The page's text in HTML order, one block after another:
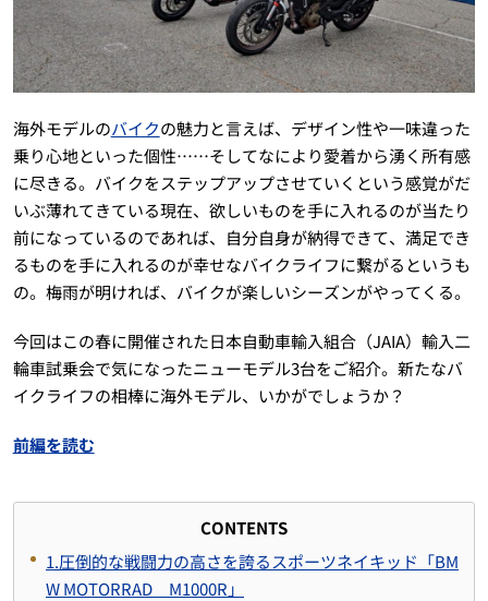
海外モデルのバイクの魅力と言えば、デザイン性や一味違った
乗り心地といった個性……そしてなにより愛着から湧く所有感
に尽きる。バイクをステップアップさせていくという感覚がだ
いぶ薄れてきている現在、欲しいものを手に入れるのが当たり
前になっているのであれば、自分自身が納得できて、満足でき
るものを手に入れるのが幸せなバイクライフに繋がるというも
の。梅雨が明ければ、バイクが楽しいシーズンがやってくる。
今回はこの春に開催された日本自動車輸入組合（JAIA）輸入二
輪車試乗会で気になったニューモデル3台をご紹介。新たなバ
イクライフの相棒に海外モデル、いかがでしょうか？
前編を読む
CONTENTS
1.圧倒的な戦闘力の高さを誇るスポーツネイキッド「BM
W MOTORRAD M1000R」